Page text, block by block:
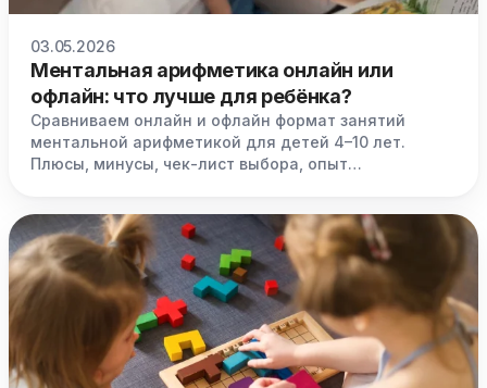
03.05.2026
Ментальная арифметика онлайн или
офлайн: что лучше для ребёнка?
Сравниваем онлайн и офлайн формат занятий
ментальной арифметикой для детей 4–10 лет.
Плюсы, минусы, чек-лист выбора, опыт